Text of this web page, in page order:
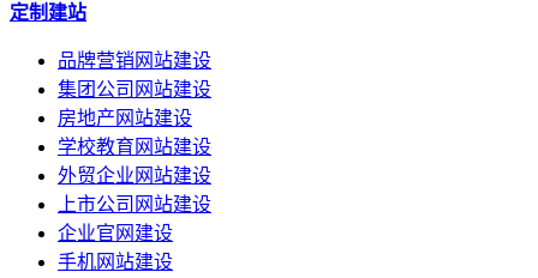
定制建站
品牌营销网站建设
集团公司网站建设
房地产网站建设
学校教育网站建设
外贸企业网站建设
上市公司网站建设
企业官网建设
手机网站建设